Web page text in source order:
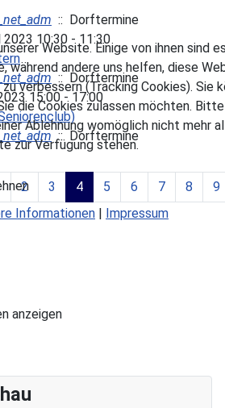
:: Dorftermine
2023 10:30 - 11:30
:: Dorftermine
15:00 - 17:00
:: Dorftermine
2 3 4 5 6 7 8 9
anzeigen
Website. Einige von ihnen sind
während andere uns helfen, diese
verbessern (Tracking Cookies). Sie
die Cookies zulassen möchten. Bitte
Ablehnung womöglich nicht mehr
zur Verfügung stehen.
Informationen | Impressum